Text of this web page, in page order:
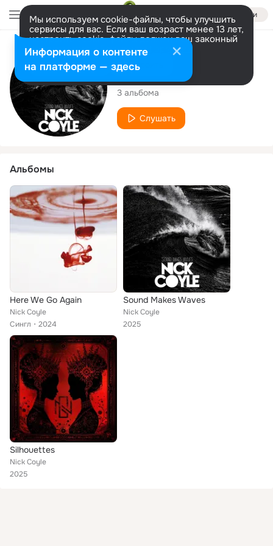
Войти
Мы используем cookie-файлы, чтобы улучшить
сервисы для вас. Если ваш возраст менее 13 лет,
настроить cookie-файлы должен ваш законный
представитель. Больше информации
Разрешить все Настроить
Исполнитель
Nick Coyle
3 альбома
Слушать
Альбомы
Here We Go Again
Nick Coyle
Сингл
2024
Sound Makes Waves
Nick Coyle
2025
Silhouettes
Nick Coyle
2025
Информация о контенте
на платформе — здесь